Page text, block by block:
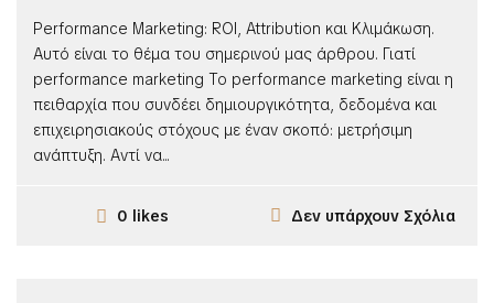
Performance Marketing: ROI, Attribution και Κλιμάκωση.
Αυτό είναι το θέμα του σημερινού μας άρθρου. Γιατί
performance marketing Το performance marketing είναι η
πειθαρχία που συνδέει δημιουργικότητα, δεδομένα και
επιχειρησιακούς στόχους με έναν σκοπό: μετρήσιμη
ανάπτυξη. Αντί να...
0 likes Δεν υπάρχουν Σχόλια